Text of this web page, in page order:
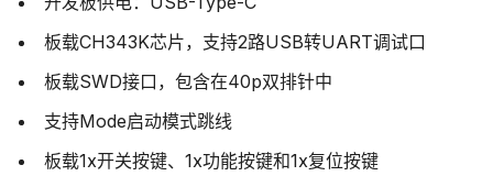
板载CH343K芯片，支持2路USB转UART调试口
板载SWD接口，包含在40p双排针中
支持Mode启动模式跳线
板载1x开关按键、1x功能按键和1x复位按键